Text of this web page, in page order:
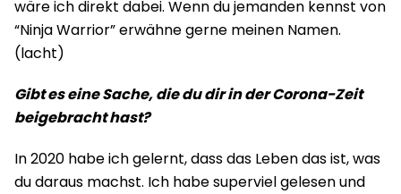
wäre ich direkt dabei. Wenn du jemanden kennst von
“Ninja Warrior” erwähne gerne meinen Namen.
(lacht)
Gibt es eine Sache, die du dir in der Corona-Zeit
beigebracht hast?
In 2020 habe ich gelernt, dass das Leben das ist, was
du daraus machst. Ich habe superviel gelesen und